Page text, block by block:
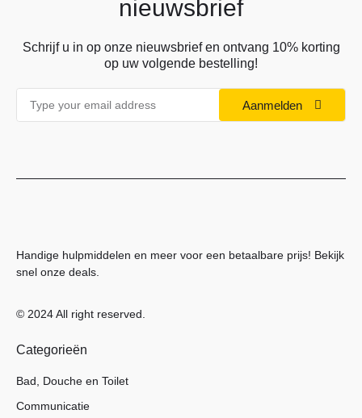
nieuwsbrief
Schrijf u in op onze nieuwsbrief en ontvang 10% korting
op uw volgende bestelling!
Aanmelden
Handige hulpmiddelen en meer voor een betaalbare prijs! Bekijk
snel onze deals.
© 2024 All right reserved.
Categorieën
Bad, Douche en Toilet
Communicatie